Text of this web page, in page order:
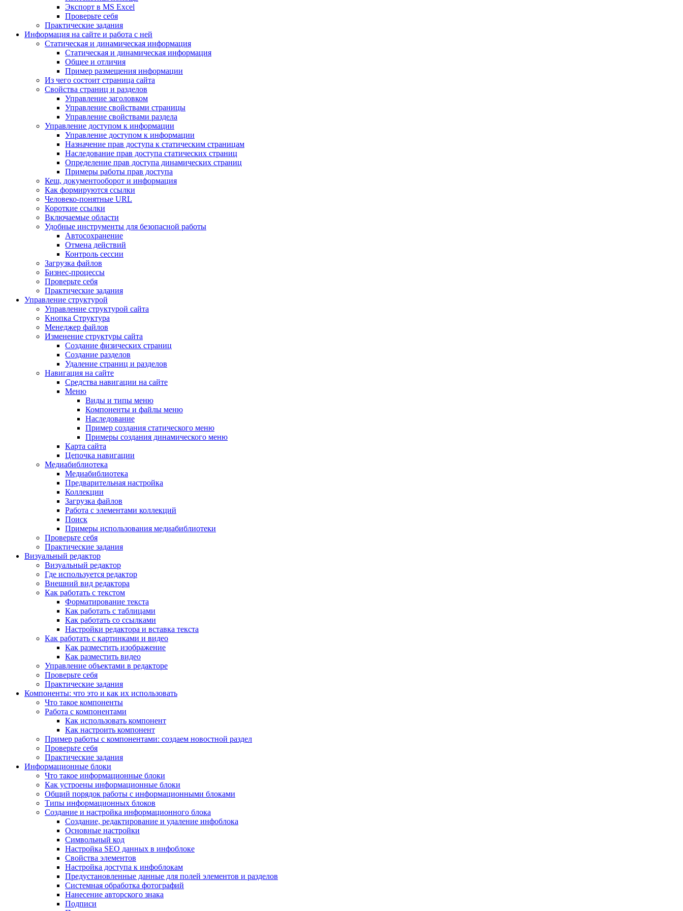
Экспорт в MS Excel
Проверьте себя
Практические задания
Информация на сайте и работа с ней
Статическая и динамическая информация
Статическая и динамическая информация
Общее и отличия
Пример размещения информации
Из чего состоит страница сайта
Свойства страниц и разделов
Управление заголовком
Управление свойствами страницы
Управление свойствами раздела
Управление доступом к информации
Управление доступом к информации
Назначение прав доступа к статическим страницам
Наследование прав доступа статических страниц
Определение прав доступа динамических страниц
Примеры работы прав доступа
Кеш, документооборот и информация
Как формируются ссылки
Человеко-понятные URL
Короткие ссылки
Включаемые области
Удобные инструменты для безопасной работы
Автосохранение
Отмена действий
Контроль сессии
Загрузка файлов
Бизнес-процессы
Проверьте себя
Практические задания
Управление структурой
Управление структурой сайта
Кнопка Структура
Менеджер файлов
Изменение структуры сайта
Создание физических страниц
Создание разделов
Удаление страниц и разделов
Навигация на сайте
Средства навигации на сайте
Меню
Виды и типы меню
Компоненты и файлы меню
Наследование
Пример создания статического меню
Примеры создания динамического меню
Карта сайта
Цепочка навигации
Медиабиблиотека
Медиабиблиотека
Предварительная настройка
Коллекции
Загрузка файлов
Работа с элементами коллекций
Поиск
Примеры использования медиабиблиотеки
Проверьте себя
Практические задания
Визуальный редактор
Визуальный редактор
Где используется редактор
Внешний вид редактора
Как работать с текстом
Форматирование текста
Как работать с таблицами
Как работать со ссылками
Настройки редактора и вставка текста
Как работать с картинками и видео
Как разместить изображение
Как разместить видео
Управление объектами в редакторе
Проверьте себя
Практические задания
Компоненты: что это и как их использовать
Что такое компоненты
Работа с компонентами
Как использовать компонент
Как настроить компонент
Пример работы с компонентами: создаем новостной раздел
Проверьте себя
Практические задания
Информационные блоки
Что такое информационные блоки
Как устроены информационные блоки
Общий порядок работы с информационными блоками
Типы информационных блоков
Создание и настройка информационного блока
Создание, редактирование и удаление инфоблока
Основные настройки
Символьный код
Настройка SEO данных в инфоблоке
Свойства элементов
Настройка доступа к инфоблокам
Предустановленные данные для полей элементов и разделов
Системная обработка фотографий
Нанесение авторского знака
Подписи